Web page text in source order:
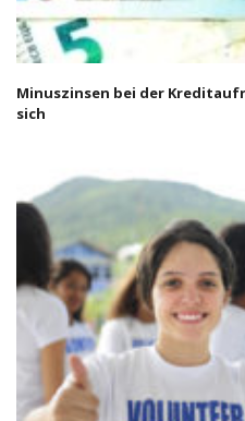
Minuszinsen bei der
sich